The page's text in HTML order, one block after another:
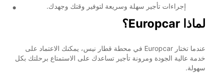
إجراءات تأجير سهلة وسريعة لتوفير وقتك وجهدك.
لماذا Europcar؟
عندما تختار Europcar في محطة قطار نيس، يمكنك الاعتماد على
خدمة عالية الجودة ومرونة تأجير تساعدك على الاستمتاع برحلتك بكل
سهولة.